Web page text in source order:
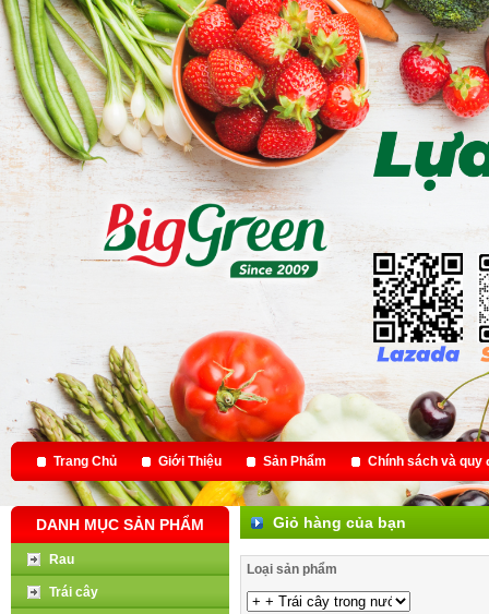
Trang Chủ Giới Thiệu Sản Phẩm Chính sách và quy
DANH MỤC SẢN PHẨM
Rau
Trái cây
Giỏ hàng của bạn
Loại sản phẩm